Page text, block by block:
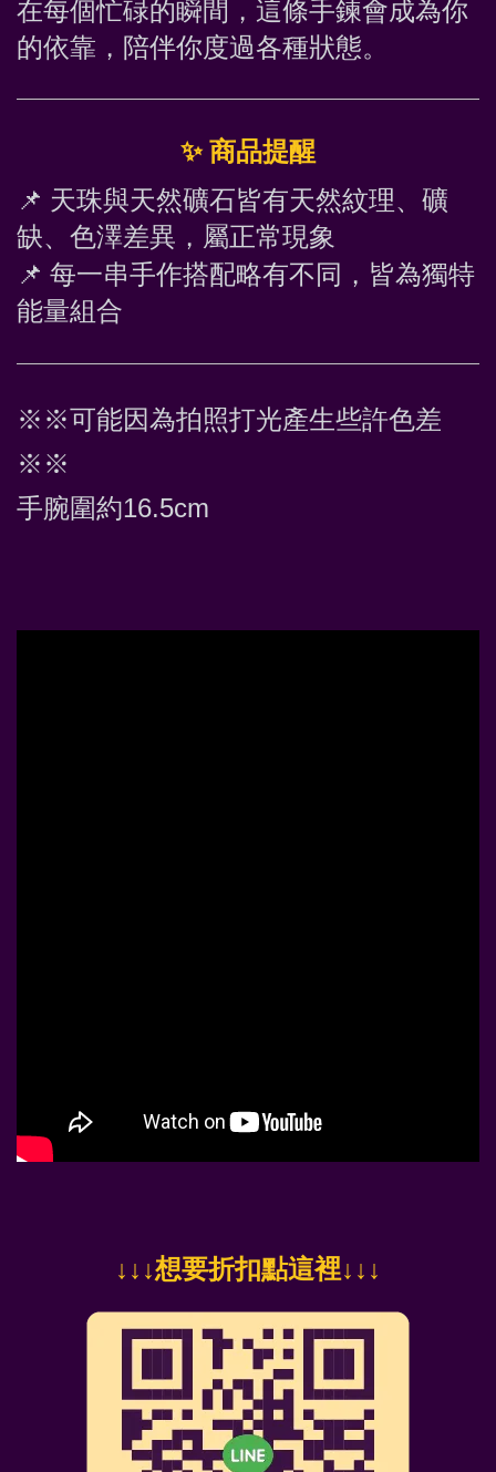
在每個忙碌的瞬間，這條手鍊會成為你
的依靠，陪伴你度過各種狀態。
✨ 商品提醒
📌 天珠與天然礦石皆有天然紋理、礦
缺、色澤差異，屬正常現象
📌 每一串手作搭配略有不同，皆為獨特
能量組合
※※可能因為拍照打光產生些許色差
※※
手腕圍約16.5cm
↓ ↓↓想要折扣點這裡↓↓↓